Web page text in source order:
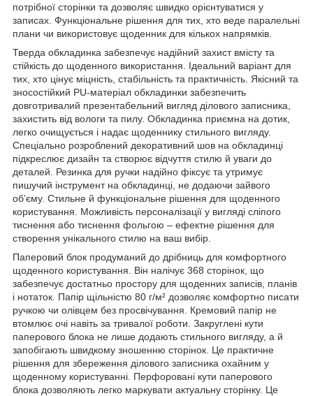
потрібної сторінки та дозволяє швидко орієнтуватися у
записах. Функціональне рішення для тих, хто веде паралельні
плани чи використовує щоденник для кількох напрямків.
Тверда обкладинка забезпечує надійний захист вмісту та
стійкість до щоденного використання. Ідеальний варіант для
тих, хто цінує міцність, стабільність та практичність. Якісний та
зносостійкий PU-матеріал обкладинки забезпечить
довготривалий презентабельний вигляд ділового записника,
захистить від вологи та пилу. Обкладинка приємна на дотик,
легко очищується і надає щоденнику стильного вигляду.
Спеціально розроблений декоративний шов на обкладинці
підкреслює дизайн та створює відчуття стилю й уваги до
деталей. Резинка для ручки надійно фіксує та утримує
пишучий інструмент на обкладинці, не додаючи зайвого
об’єму. Стильне й функціональне рішення для щоденного
користування. Можливість персоналізації у вигляді сліпого
тиснення або тиснення фольгою – ефектне рішення для
створення унікального стилю на ваш вибір.
Паперовий блок продуманий до дрібниць для комфортного
щоденного користування. Він налічує 368 сторінок, що
забезпечує достатньо простору для щоденних записів, планів
і нотаток. Папір щільністю 80 г/м² дозволяє комфортно писати
ручкою чи олівцем без просвічування. Кремовий папір не
втомлює очі навіть за тривалої роботи. Закруглені кути
паперового блока не лише додають стильного вигляду, а й
запобігають швидкому зношенню сторінок. Це практичне
рішення для збереження ділового записника охайним у
щоденному користуванні. Перфоровані кути паперового
блока дозволяють легко маркувати актуальну сторінку. Це